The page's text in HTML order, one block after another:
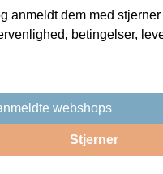
dem med
betingelser,
webshops
Stjerner